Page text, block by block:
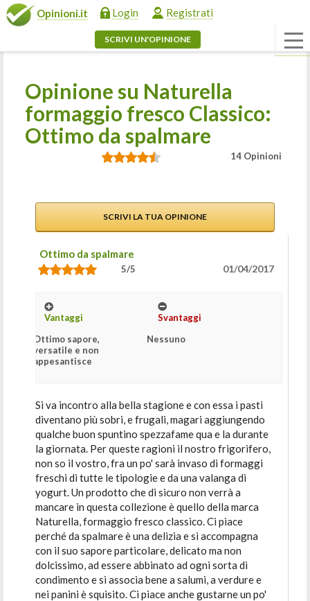
Opinioni.it Login Registrati
SCRIVI UN'OPINIONE
Opinione su Naturella
formaggio fresco Classico:
Ottimo da spalmare
14 Opinioni
SCRIVI LA TUA OPINIONE
Ottimo da spalmare
5/5 01/04/2017
Vantaggi
Ottimo sapore,
versatile e non
appesantisce
Svantaggi
Nessuno
Si va incontro alla bella stagione e con essa i pasti
diventano più sobri, e frugali, magari aggiungendo
qualche buon spuntino spezzafame qua e la durante
la giornata. Per queste ragioni il nostro frigorifero,
non so il vostro, fra un po' sarà invaso di formaggi
freschi di tutte le tipologie e da una valanga di
yogurt. Un prodotto che di sicuro non verrà a
mancare in questa collezione è quello della marca
Naturella, formaggio fresco classico. Ci piace
perché da spalmare è una delizia e si accompagna
con il suo sapore particolare, delicato ma non
dolcissimo, ad essere abbinato ad ogni sorta di
condimento e si associa bene a salumi, a verdure e
nei panini è squisito. Ci piace anche gustarne un po'